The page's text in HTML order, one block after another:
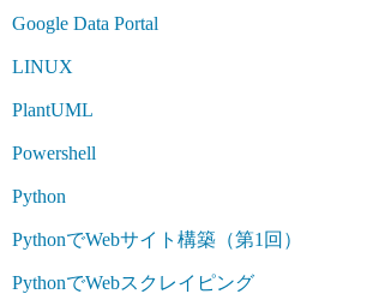
Google Data Portal
LINUX
PlantUML
Powershell
Python
PythonでWebサイト構築（第1回）
PythonでWebスクレイピング